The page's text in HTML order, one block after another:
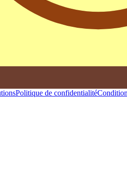
Politique de confidentialité